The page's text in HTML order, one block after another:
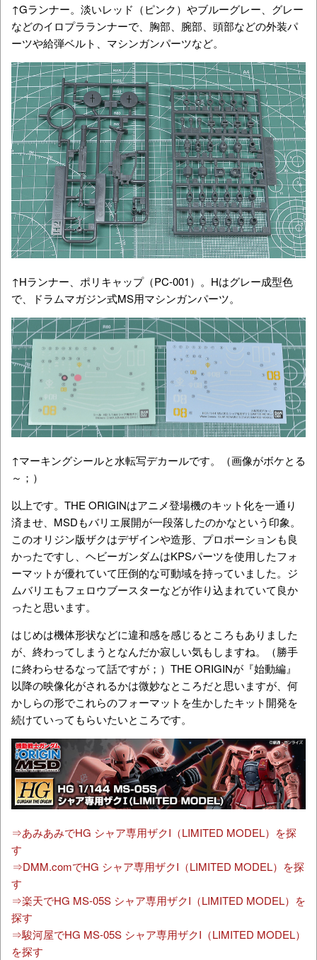
↑Gランナー。淡いレッド（ピンク）やブルーグレー、グレー
などのイロプラランナーで、胸部、腕部、頭部などの外装パ
ーツや給弾ベルト、マシンガンパーツなど。
↑Hランナー、ポリキャップ（PC-001）。Hはグレー成型色
で、ドラムマガジン式MS用マシンガンパーツ。
↑マーキングシールと水転写デカールです。（画像がボケとる
～；）
以上です。THE ORIGINはアニメ登場機のキット化を一通り
済ませ、MSDもバリエ展開が一段落したのかなという印象。
このオリジン版ザクはデザインや造形、プロポーションも良
かったですし、ヘビーガンダムはKPSパーツを使用したフォ
ーマットが優れていて圧倒的な可動域を持っていました。ジ
ムバリエもフェロウブースターなどが作り込まれていて良か
ったと思います。
はじめは機体形状などに違和感を感じるところもありました
が、終わってしまうとなんだか寂しい気もしますね。（勝手
に終わらせるなって話ですが；）THE ORIGINが『始動編』
以降の映像化がされるかは微妙なところだと思いますが、何
かしらの形でこれらのフォーマットを生かしたキット開発を
続けていってもらいたいところです。
⇒あみあみでHG シャア専用ザクI（LIMITED MODEL）を探
す
⇒DMM.comでHG シャア専用ザクI（LIMITED MODEL）を探
す
⇒楽天でHG MS-05S シャア専用ザクI（LIMITED MODEL）を
探す
⇒駿河屋でHG MS-05S シャア専用ザクI（LIMITED MODEL）
を探す